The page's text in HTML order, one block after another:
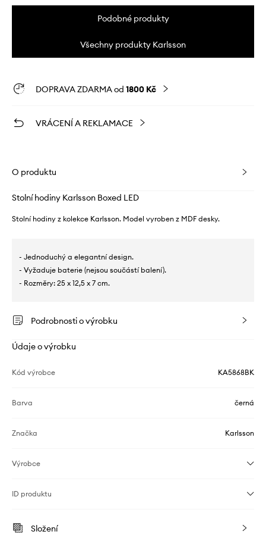
Podobné produkty
Všechny produkty Karlsson
DOPRAVA ZDARMA od 1800 Kč
VRÁCENÍ A REKLAMACE
O produktu
Stolní hodiny Karlsson Boxed LED
Stolní hodiny z kolekce Karlsson. Model vyroben z MDF desky.
- Jednoduchý a elegantní design.
- Vyžaduje baterie (nejsou součástí balení).
- Rozměry: 25 x 12,5 x 7 cm.
Podrobnosti o výrobku
Údaje o výrobku
Kód výrobce KA5868BK
Barva černá
Značka Karlsson
Výrobce
ID produktu
Složení